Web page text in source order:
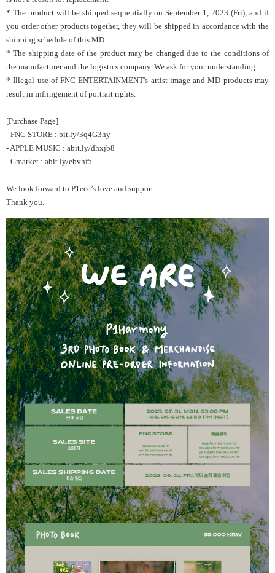
* The product will be shipped sequentially on September 1, 2023 (Fri), and if
you order other products together, they will be shipped in accordance with the
shipping schedule of this MD.
* The shipping date of the product may be changed due to the conditions of
the manufacturer and the logistics company. We ask for your understanding.
* Illegal use of FNC ENTERTAINMENT's artist image and MD products may
result in infringement of portrait rights.
[Purchase Page]
- FNC STORE : bit.ly/3q4G3hy
- APPLE MUSIC : abit.ly/dhxjb8
- Gmarket : abit.ly/ebvhf5
We look forward to P1ece’s love and support.
Thank you.